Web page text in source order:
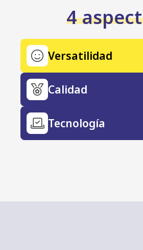
4
Versatilidad
Calidad
Tecnología